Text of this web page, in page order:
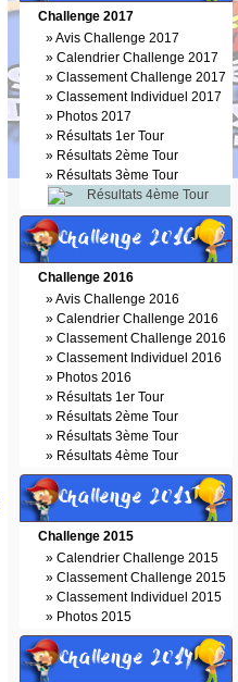
Challenge 2017
»Avis Challenge 2017
» Calendrier Challenge 2017
» Classement Challenge 2017
» Classement Individuel 2017
» Photos 2017
» Résultats 1er Tour
» Résultats 2ème Tour
» Résultats 3ème Tour
Résultats 4ème Tour
Challenge 2016
Challenge 2016
»Avis Challenge 2016
» Calendrier Challenge 2016
» Classement Challenge 2016
» Classement Individuel 2016
» Photos 2016
» Résultats 1er Tour
» Résultats 2ème Tour
» Résultats 3ème Tour
» Résultats 4ème Tour
Challenge 2015
Challenge 2015
» Calendrier Challenge 2015
» Classement Challenge 2015
» Classement Individuel 2015
» Photos 2015
Challenge 2014